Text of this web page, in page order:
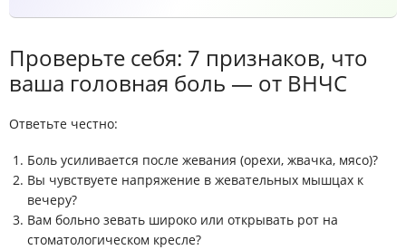
Проверьте себя: 7 признаков, что
ваша головная боль — от ВНЧС
Ответьте честно:
Боль усиливается после жевания (орехи, жвачка, мясо)?
Вы чувствуете напряжение в жевательных мышцах к
вечеру?
Вам больно зевать широко или открывать рот на
стоматологическом кресле?